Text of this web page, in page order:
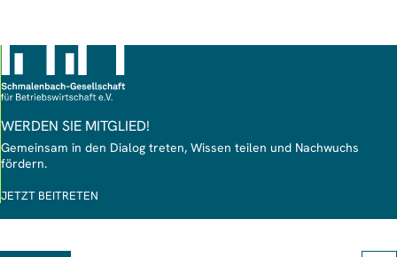
WERDEN SIE MITGLIED!
Gemeinsam in den Dialog treten, Wissen teilen und Nachwuchs
fördern.
JETZT BEITRETEN